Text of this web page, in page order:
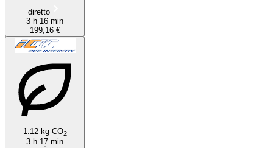
diretto
3 h 16 min
199,16 €
1.12 kg CO2
3 h 17 min